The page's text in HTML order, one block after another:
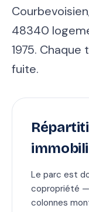
48340
1975.
fuite.
Le parc est
copropriété
colonnes